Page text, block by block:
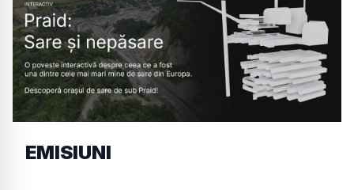
EMISIUNI